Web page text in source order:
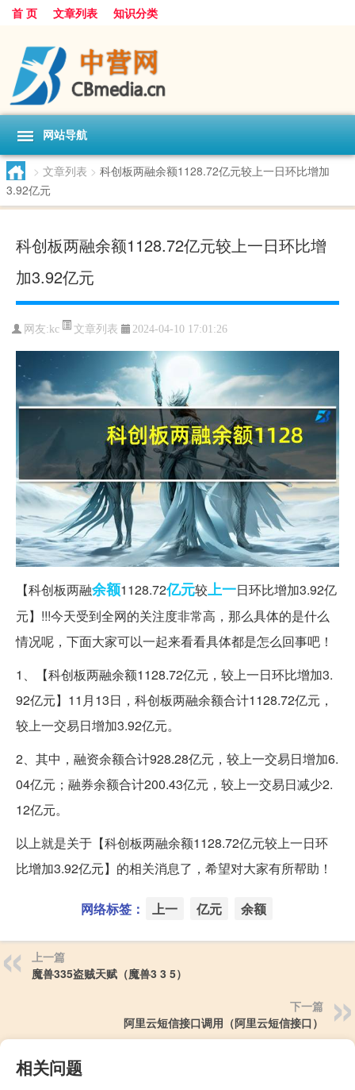
首 页 文章列表 知识分类
网站导航
> 文章列表 > 科创板两融余额1128.72亿元较上一日环比增加
3.92亿元
科创板两融余额1128.72亿元较上一日环比增
加3.92亿元
网友:kc 文章列表 2024-04-10 17:01:26
【科创板两融余额1128.72亿元较上一日环比增加3.92亿
元】!!!今天受到全网的关注度非常高，那么具体的是什么
情况呢，下面大家可以一起来看看具体都是怎么回事吧！
1、【科创板两融余额1128.72亿元，较上一日环比增加3.
92亿元】11月13日，科创板两融余额合计1128.72亿元，
较上一交易日增加3.92亿元。
2、其中，融资余额合计928.28亿元，较上一交易日增加6.
04亿元；融券余额合计200.43亿元，较上一交易日减少2.
12亿元。
以上就是关于【科创板两融余额1128.72亿元较上一日环
比增加3.92亿元】的相关消息了，希望对大家有所帮助！
网络标签： 上一 亿元 余额
上一篇
魔兽335盗贼天赋（魔兽3 3 5）
下一篇
阿里云短信接口调用（阿里云短信接口）
相关问题